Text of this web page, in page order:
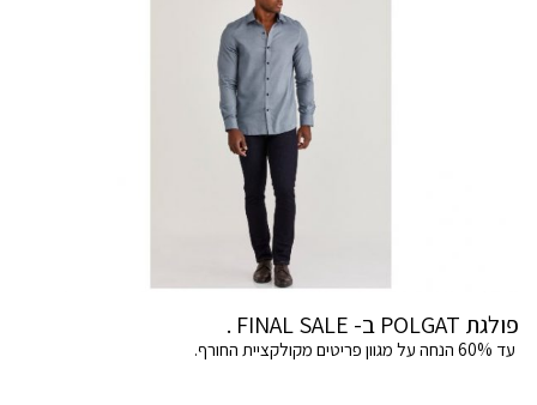
פולגת POLGAT ב- FINAL SALE .
עד 60% הנחה על מגוון פריטים מקולקציית החורף.